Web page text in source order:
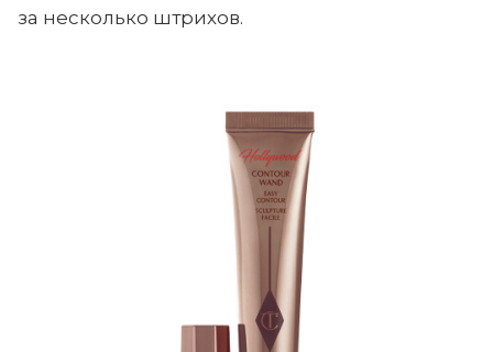
за несколько штрихов.